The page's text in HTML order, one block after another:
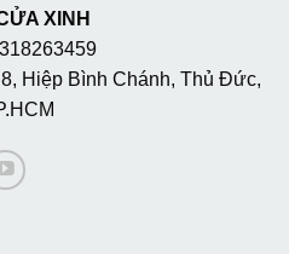
XINH
Hiệp Bình Chánh, Thủ Đức,